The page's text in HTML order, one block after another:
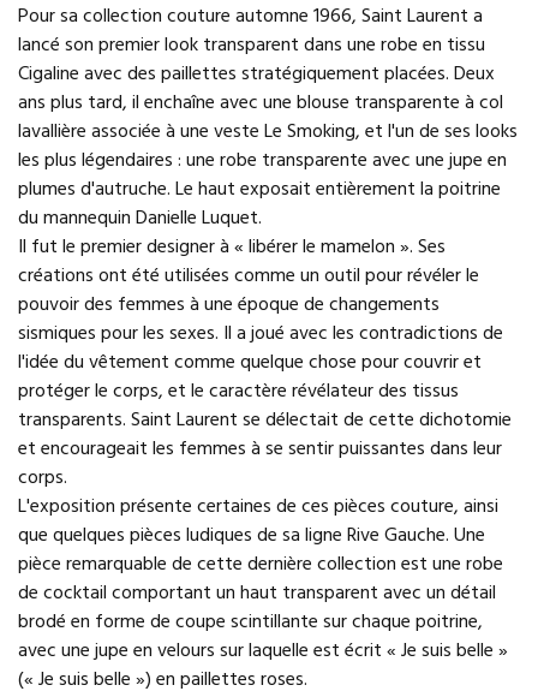
Pour sa collection couture automne 1966, Saint Laurent a
lancé son premier look transparent dans une robe en tissu
Cigaline avec des paillettes stratégiquement placées. Deux
ans plus tard, il enchaîne avec une blouse transparente à col
lavallière associée à une veste Le Smoking, et l'un de ses looks
les plus légendaires : une robe transparente avec une jupe en
plumes d'autruche. Le haut exposait entièrement la poitrine
du mannequin Danielle Luquet.
Il fut le premier designer à « libérer le mamelon ». Ses
créations ont été utilisées comme un outil pour révéler le
pouvoir des femmes à une époque de changements
sismiques pour les sexes. Il a joué avec les contradictions de
l'idée du vêtement comme quelque chose pour couvrir et
protéger le corps, et le caractère révélateur des tissus
transparents. Saint Laurent se délectait de cette dichotomie
et encourageait les femmes à se sentir puissantes dans leur
corps.
L'exposition présente certaines de ces pièces couture, ainsi
que quelques pièces ludiques de sa ligne Rive Gauche. Une
pièce remarquable de cette dernière collection est une robe
de cocktail comportant un haut transparent avec un détail
brodé en forme de coupe scintillante sur chaque poitrine,
avec une jupe en velours sur laquelle est écrit « Je suis belle »
(« Je suis belle ») en paillettes roses.